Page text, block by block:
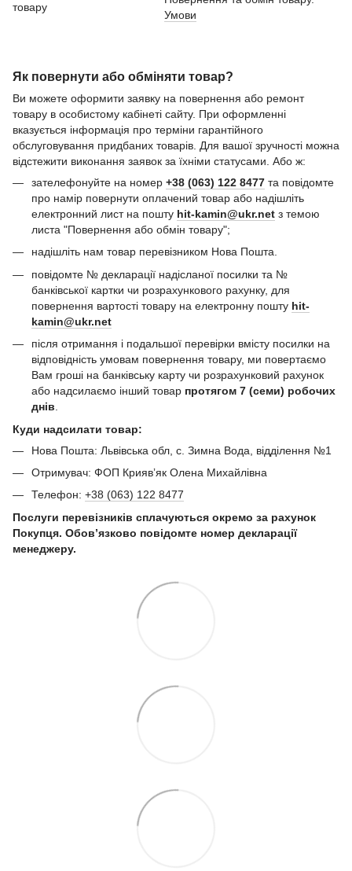
Умови
Як повернути або обміняти товар?
Ви можете оформити заявку на повернення або ремонт
товару в особистому кабінеті сайту. При оформленні
вказується інформація про терміни гарантійного
обслуговування придбаних товарів. Для вашої зручності можна
відстежити виконання заявок за їхніми статусами. Або ж:
зателефонуйте на номер +38 (063) 122 8477 та повідомте
про намір повернути оплачений товар або надішліть
електронний лист на пошту hit-kamin@ukr.net з темою
листа "Повернення або обмін товару";
надішліть нам товар перевізником Нова Пошта.
повідомте № декларації надісланої посилки та №
банківської картки чи розрахункового рахунку, для
повернення вартості товару на електронну пошту hit-
kamin@ukr.net
після отримання і подальшої перевірки вмісту посилки на
відповідність умовам повернення товару, ми повертаємо
Вам гроші на банківську карту чи розрахунковий рахунок
або надсилаємо інший товар протягом 7 (семи) робочих
днів
Куди надсилати товар:
Нова Пошта: Львівська обл, с. Зимна Вода, відділення №1
Отримувач: ФОП Криявʼяк Олена Михайлівна
Телефон: +38 (063) 122 8477
Послуги перевізників сплачуються окремо за рахунок
Покупця. Обов’язково повідомте номер декларації
менеджеру.